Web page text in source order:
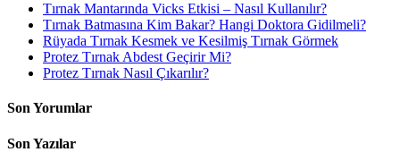
Tırnak Mantarında Vicks Etkisi – Nasıl Kullanılır?
Tırnak Batmasına Kim Bakar? Hangi Doktora Gidilmeli?
Rüyada Tırnak Kesmek ve Kesilmiş Tırnak Görmek
Protez Tırnak Abdest Geçirir Mi?
Protez Tırnak Nasıl Çıkarılır?
Son Yorumlar
Son Yazılar